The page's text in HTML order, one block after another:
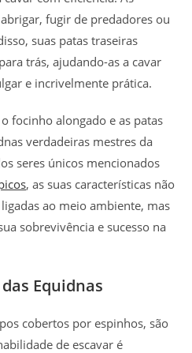
fugir de predadores ou
suas patas traseiras
trás, ajudando-as a cavar
e incrivelmente prática.
focinho alongado e as patas
verdadeiras mestres da
seres únicos mencionados
, as suas características não
ao meio ambiente, mas
sobrevivência e sucesso na
Equidnas
cobertos por espinhos, são
de escavar é